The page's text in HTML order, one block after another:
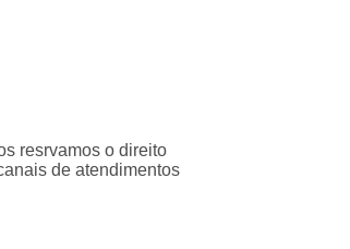
resrvamos o direito
de atendimentos